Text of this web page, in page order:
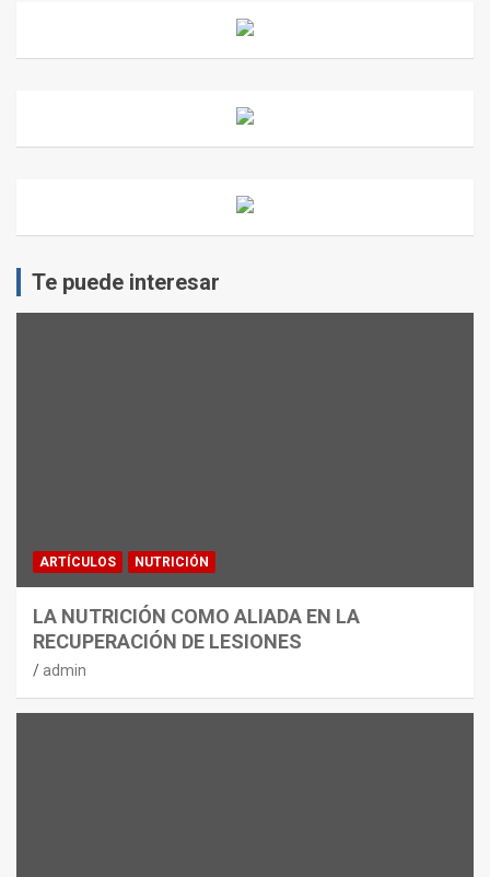
Te puede interesar
ARTÍCULOS NUTRICIÓN
LA NUTRICIÓN COMO ALIADA EN LA
RECUPERACIÓN DE LESIONES
admin